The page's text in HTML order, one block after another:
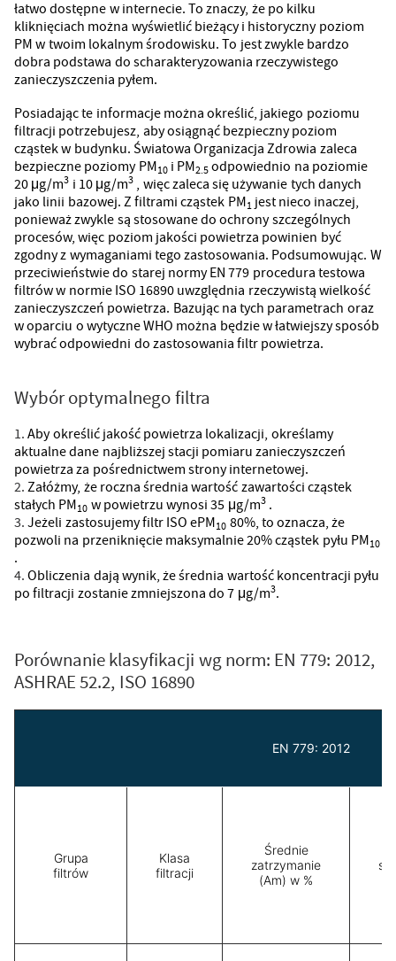
łatwo dostępne w internecie. To znaczy, że po kilku
kliknięciach można wyświetlić bieżący i historyczny poziom
PM w twoim lokalnym środowisku. To jest zwykle bardzo
dobra podstawa do scharakteryzowania rzeczywistego
zanieczyszczenia pyłem.
Posiadając te informacje można określić, jakiego poziomu
filtracji potrzebujesz, aby osiągnąć bezpieczny poziom
cząstek w budynku. Światowa Organizacja Zdrowia zaleca
bezpieczne poziomy PM10i PM2.5odpowiednio na poziomie
20 μg/m3 i 10 μg/m3 , więc zaleca się używanie tych danych
jako linii bazowej. Z filtrami cząstek PM1 jest nieco inaczej,
ponieważ zwykle są stosowane do ochrony szczególnych
procesów, więc poziom jakości powietrza powinien być
zgodny z wymaganiami tego zastosowania. Podsumowując. W
przeciwieństwie do starej normy EN 779 procedura testowa
filtrów w normie ISO 16890 uwzględnia rzeczywistą wielkość
zanieczyszczeń powietrza. Bazując na tych parametrach oraz
w oparciu o wytyczne WHO można będzie w łatwiejszy sposób
wybrać odpowiedni do zastosowania filtr powietrza.
Wybór optymalnego filtra
Aby określić jakość powietrza lokalizacji, określamy
aktualne dane najbliższej stacji pomiaru zanieczyszczeń
powietrza za pośrednictwem strony internetowej.
Załóżmy, że roczna średnia wartość zawartości cząstek
stałych PM10 w powietrzu wynosi 35 μg/m3.
Jeżeli zastosujemy filtr ISO ePM10 80%, to oznacza, że
pozwoli na przeniknięcie maksymalnie 20% cząstek pyłu PM10
.
Obliczenia dają wynik, że średnia wartość koncentracji pyłu
po filtracji zostanie zmniejszona do 7 μg/m3.
Porównanie klasyfikacji wg norm: EN 779: 2012,
ASHRAE 52.2, ISO 16890
EN 779: 2012
Grupa
filtrów
Klasa
filtracji
Średnie
zatrzymanie
(Am) w %